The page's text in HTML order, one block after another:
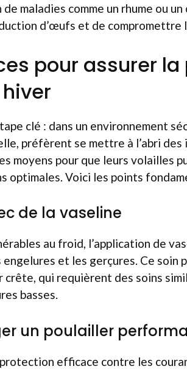
maladies comme un rhume ou
d’œufs et de compromettre
pour assurer
clé : dans un environnement
préfèrent se mettre à l’abri des
moyens pour que leurs volailles
optimales. Voici les points
de la vaseline
au froid, l’application de
et les gerçures. Ce soin
crête, qui requièrent des soins
basses.
un poulailler
efficace contre les